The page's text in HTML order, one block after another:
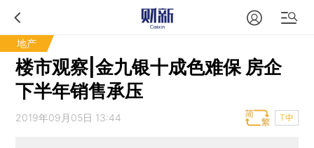
地产
楼市观察|金九银十成色难保 房企
下半年销售承压
2019年09月05日 13:44 T中